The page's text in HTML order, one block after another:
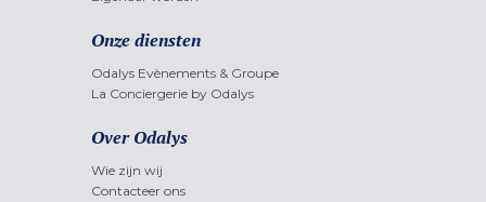
Onze diensten
Odalys Evènements & Groupe
La Conciergerie by Odalys
Over Odalys
Wie zijn wij
Contacteer ons